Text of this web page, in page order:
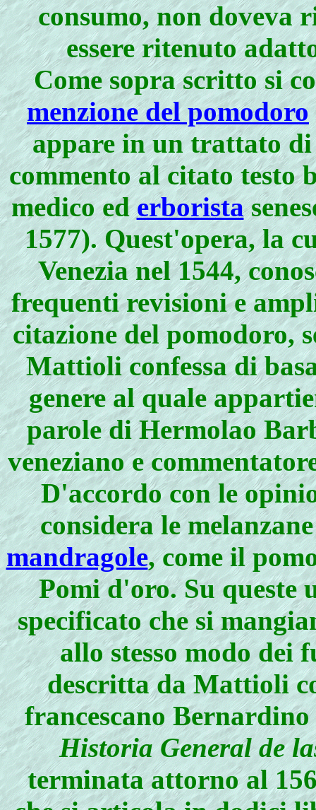
consumo, non doveva
essere ritenuto
Come sopra scritto si
menzione del pomodoro
appare in un trattato di
commento al citato testo
medico ederborista
1577). Quest'opera, la
Venezia nel 1544,
frequenti revisioni e
citazione del pomodoro,
Mattioli confessa di
genere al quale
parole di Hermolao
veneziano e
D'accordo con le
considera le
mandragole, come il
Pomi d'oro. Su queste
specificato che si
allo stesso modo dei
descritta da Mattioli
francescano
Historia General de
terminata attorno al